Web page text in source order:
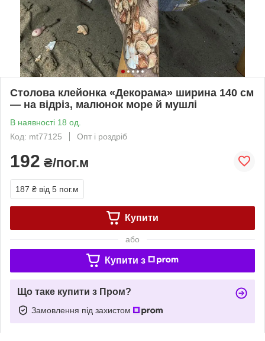
Столова клейонка «Декорама» ширина 140 см
— на відріз, малюнок море й мушлі
В наявності 18 од.
Код: mt77125
Опт і роздріб
192 ₴/пог.м
187 ₴ від 5 пог.м
Купити
або
Купити з
Що таке купити з Пром?
Замовлення під захистом